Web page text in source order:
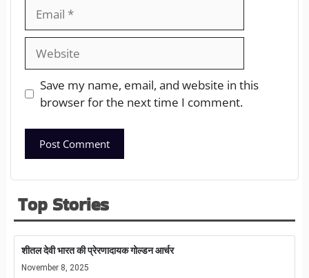
Save my name, email, and website in this
browser for the next time I comment.
Top Stories
शीतल देवी भारत की प्रेरणादायक गोल्डन आर्चर
November 8, 2025